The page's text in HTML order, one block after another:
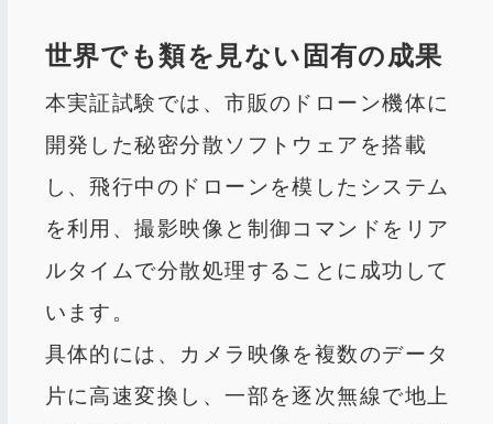
世界でも類を見ない固有の成果
本実証試験では、市販のドローン機体に
開発した秘密分散ソフトウェアを搭載
し、飛行中のドローンを模したシステム
を利用、撮影映像と制御コマンドをリア
ルタイムで分散処理することに成功して
います。
具体的には、カメラ映像を複数のデータ
片に高速変換し、一部を逐次無線で地上